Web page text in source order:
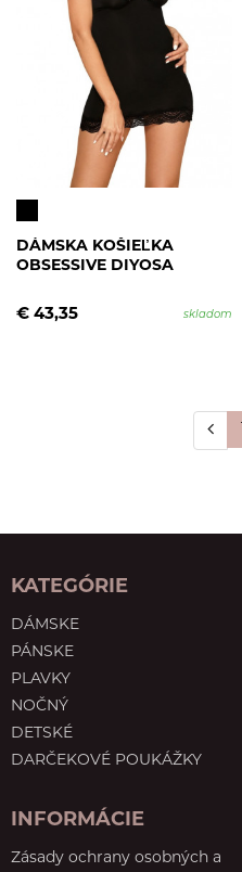
DÁMSKA KOŠIEĽKA
OBSESSIVE DIYOSA
€ 43,35 skladom
KATEGÓRIE
DÁMSKE
PÁNSKE
PLAVKY
NOČNÝ
DETSKÉ
DARČEKOVÉ POUKÁŽKY
INFORMÁCIE
Zásady ochrany osobných a